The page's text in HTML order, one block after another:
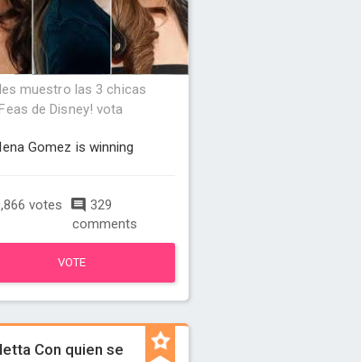
muestro las 3 chicas
de Disney! vota
Gomez is winning
votes
329
comments
VOTE
Con quien se